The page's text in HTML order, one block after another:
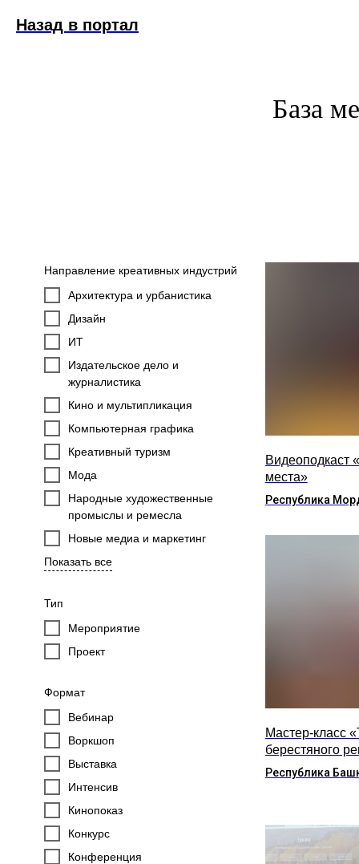
Назад в портал
База
Направление креативных индустрий
Архитектура и урбанистика
Дизайн
ИТ
Издательское дело и
журналистика
Кино и мультипликация
Компьютерная графика
Креативный туризм
Мода
Народные художественные
промыслы и ремесла
Новые медиа и маркетинг
Показать все
Тип
Мероприятие
Проект
Формат
Вебинар
Воркшоп
Выставка
Интенсив
Кинопоказ
Конкурс
Конференция
Видеоподкаст
места»
Республика
Мастер-класс
берестяного
Республика